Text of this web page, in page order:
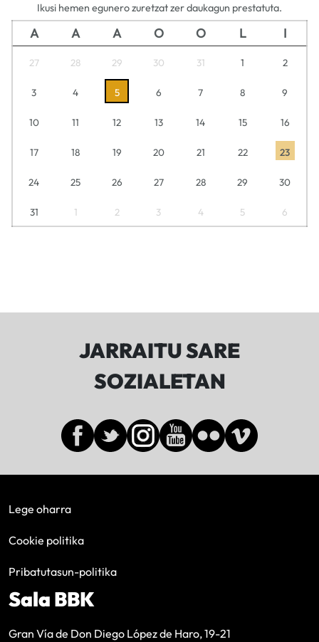
Ikusi hemen egunero zuretzat zer daukagun prestatuta.
A A A O O L I
27 28 29 30 31 1 2
3 4 5 6 7 8 9
10 11 12 13 14 15 16
17 18 19 20 21 22 23
24 25 26 27 28 29 30
31 1 2 3 4 5 6
JARRAITU SARE
SOZIALETAN
Lege oharra
Cookie politika
Pribatutasun-politika
Sala BBK
Gran Vía de Don Diego López de Haro, 19-21